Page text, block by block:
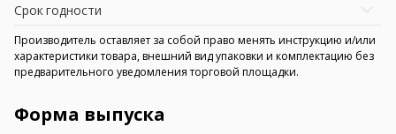
Срок годности
Производитель оставляет за собой право менять инструкцию и/или
характеристики товара, внешний вид упаковки и комплектацию без
предварительного уведомления торговой площадки.
Форма выпуска